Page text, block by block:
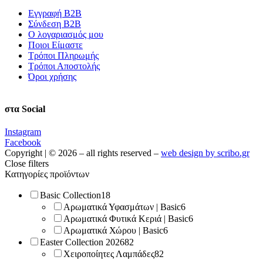
Εγγραφή Β2Β
Σύνδεση Β2Β
Ο λογαριασμός μου
Ποιοι Είμαστε
Τρόποι Πληρωμής
Τρόποι Αποστολής
Όροι χρήσης
στα Social
Instagram
Facebook
Copyright | © 2026 – all rights reserved – web design by scribo.gr
Close filters
Κατηγορίες προϊόντων
Basic Collection18
Αρωματικά Υφασμάτων | Basic6
Αρωματικά Φυτικά Κεριά | Basic6
Αρωματικά Χώρου | Basic6
Easter Collection 202682
Χειροποίητες Λαμπάδες82